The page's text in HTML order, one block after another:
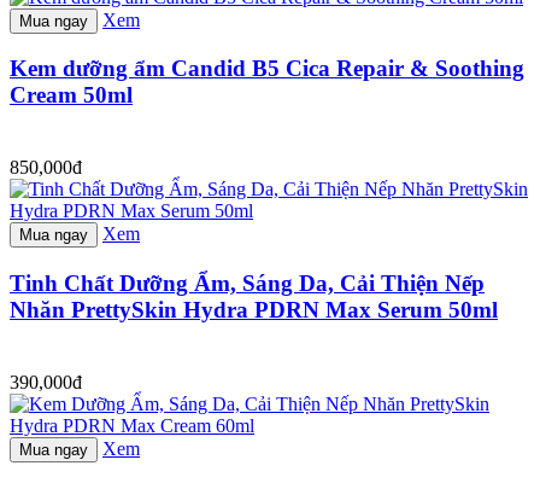
Mua ngay Xem
Kem dưỡng ẩm Candid B5 Cica Repair & Soothing
Cream 50ml
850,000đ
Mua ngay Xem
Tinh Chất Dưỡng Ẩm, Sáng Da, Cải Thiện Nếp
Nhăn PrettySkin Hydra PDRN Max Serum 50ml
390,000đ
Mua ngay Xem